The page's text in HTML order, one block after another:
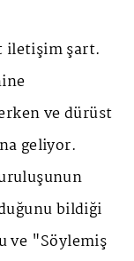
iletişim şart.
ve dürüst
geliyor.
bildiği
ve "Söylemiş